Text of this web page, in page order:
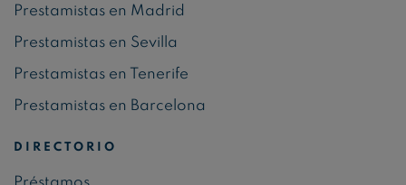
Prestamistas en Madrid
Prestamistas en Sevilla
Prestamistas en Tenerife
Prestamistas en Barcelona
DIRECTORIO